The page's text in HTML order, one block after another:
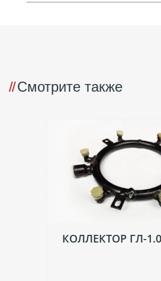
Смотрите также
КОЛЛЕКТОР ГЛ-